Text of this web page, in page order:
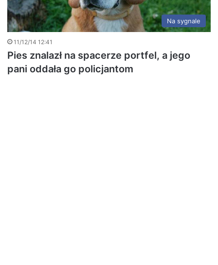
Na sygnale
11/12/14 12:41
Pies znalazł na spacerze portfel, a jego
pani oddała go policjantom